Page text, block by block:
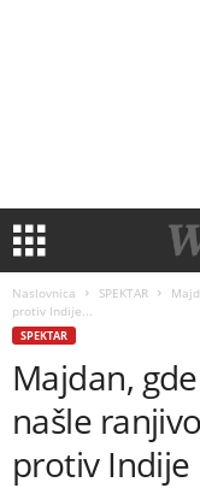
Naslovnica SPEKTAR
protiv Indije...
SPEKTAR
Majdan,
našle
protiv Indije